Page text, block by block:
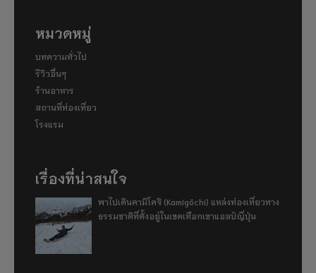
หมวดหมู่
บทความทั่วไป
รีวิวอื่นๆ
ร้านอาหาร
สถานที่ท่องเที่ยว
โรงแรม
เรื่องที่น่าสนใจ
พาไปเดินคามิโคจิ (Kamigōchi) แหล่งท่องเที่ยวทาง
ธรรมชาติที่ตั้งอยู่ในเขตเทือกเขาแอลป์ญี่ปุ่น